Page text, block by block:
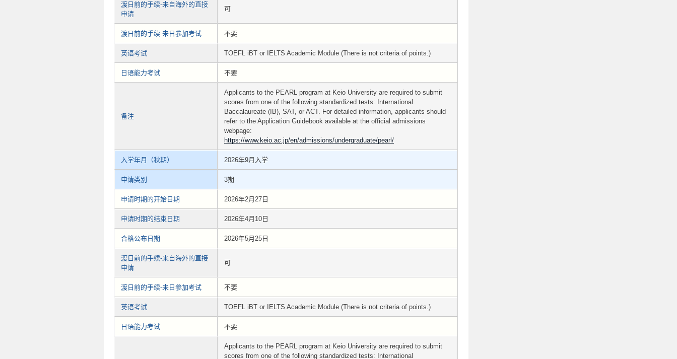
渡日前的手续-来自海外的直接
申请
可
渡日前的手续-来日参加考试 不要
英语考试 TOEFL iBT or IELTS Academic Module (There is not criteria of points.)
日语能力考试 不要
备注
Applicants to the PEARL program at Keio University are required to submit
scores from one of the following standardized tests: International
Baccalaureate (IB) , SAT, or ACT. For detailed information, applicants should
refer to the Application Guidebook available at the official admissions
webpage:
https://www.keio.ac.jp/en/admissions/undergraduate/pearl/
入学年月（秋期） 2026年9月入学
申请类别 3期
申请时期的开始日期 2026年2月27日
申请时期的结束日期 2026年4月10日
合格公布日期 2026年5月25日
渡日前的手续-来自海外的直接
申请
可
渡日前的手续-来日参加考试 不要
英语考试 TOEFL iBT or IELTS Academic Module (There is not criteria of points.)
日语能力考试 不要
Applicants to the PEARL program at Keio University are required to submit
scores from one of the following standardized tests: International